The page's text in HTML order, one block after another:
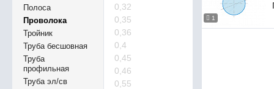
Полоса
Проволока
Тройник
Труба бесшовная
Труба
профильная
Труба эл/св
0,32
0,35
0,36
0,4
0,45
0,46
0,55
1